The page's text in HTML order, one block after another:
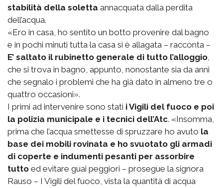
stabilità della soletta annacquata dalla perdita
dell’acqua.
«Ero in casa, ho sentito un botto provenire dal bagno
e in pochi minuti tutta la casa si è allagata – racconta –
E’ saltato il rubinetto generale di tutto l’alloggio,
che si trova in bagno, appunto, nonostante sia da anni
che segnalo i problemi che ha già dato in almeno tre o
quattro occasioni».
I primi ad intervenire sono stati i Vigili del fuoco e poi
la polizia municipale e i tecnici dell’Atc. «Insomma,
prima che l’acqua smettesse di spruzzare ho avuto la
base dei mobili rovinata e ho svuotato gli armadi
di coperte e indumenti pesanti per assorbire
tutto ed evitare guai peggiori – prosegue la signora
Rauso – I Vigili del fuoco, vista la quantità di acqua